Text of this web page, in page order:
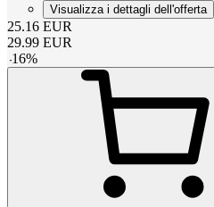
Visualizza i dettagli dell'offerta
25.16 EUR
29.99 EUR
-16%